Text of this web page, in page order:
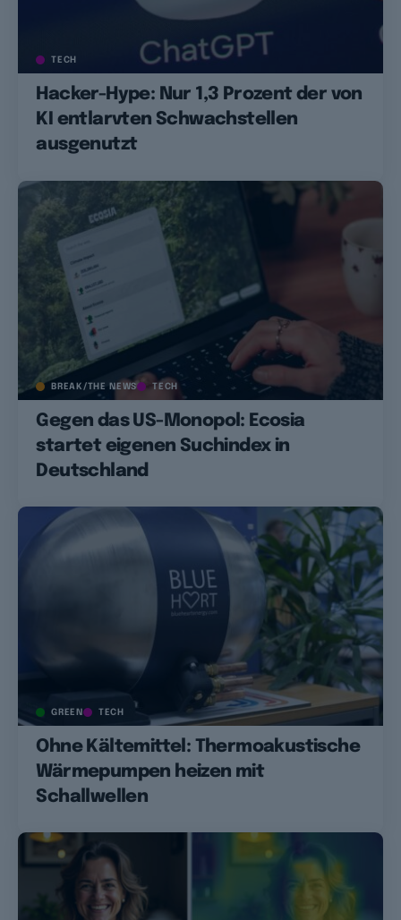
TECH
Hacker-Hype: Nur 1,3 Prozent der von
KI entlarvten Schwachstellen
ausgenutzt
BREAK/THE NEWS TECH
Gegen das US-Monopol: Ecosia
startet eigenen Suchindex in
Deutschland
GREEN TECH
Ohne Kältemittel: Thermoakustische
Wärmepumpen heizen mit
Schallwellen